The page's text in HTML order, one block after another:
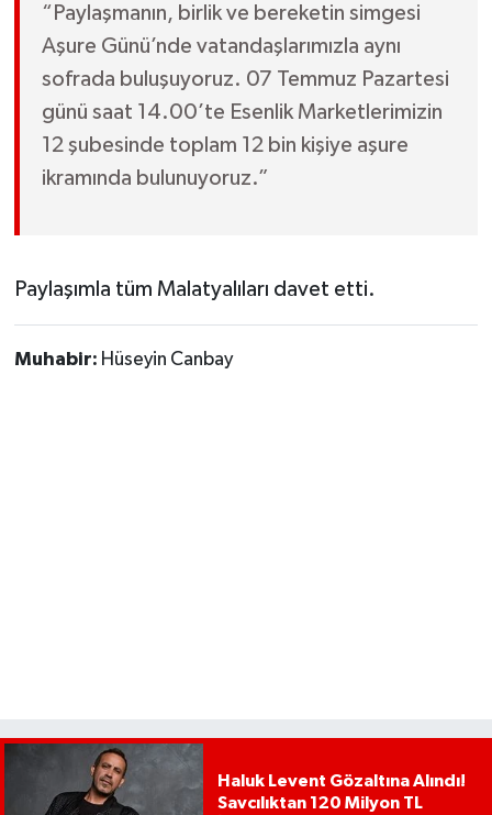
“Paylaşmanın, birlik ve bereketin simgesi
Aşure Günü’nde vatandaşlarımızla aynı
sofrada buluşuyoruz. 07 Temmuz Pazartesi
günü saat 14.00’te Esenlik Marketlerimizin
12 şubesinde toplam 12 bin kişiye aşure
ikramında bulunuyoruz.”
Paylaşımla tüm Malatyalıları davet etti.
Muhabir: Hüseyin Canbay
Haluk Levent Gözaltına Alındı!
Savcılıktan 120 Milyon TL